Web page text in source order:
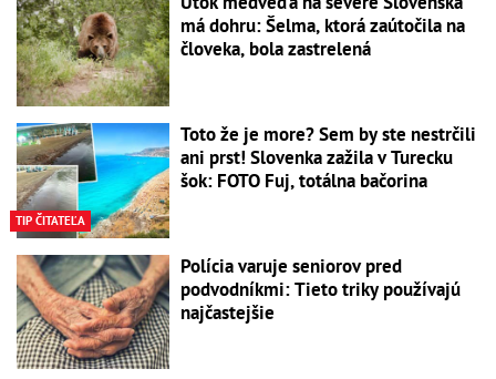
má dohru: Šelma, ktorá zaútočila na
človeka, bola zastrelená
TIP ČITATEĽA
Toto že je more? Sem by ste nestrčili
ani prst! Slovenka zažila v Turecku
šok: FOTO Fuj, totálna bačorina
Polícia varuje seniorov pred
podvodníkmi: Tieto triky používajú
najčastejšie